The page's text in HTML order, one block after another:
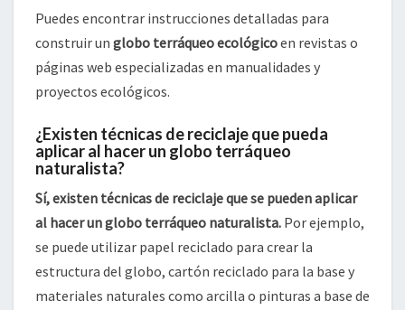
Puedes encontrar instrucciones detalladas para
construir un globo terráqueo ecológicoen revistas o
páginas web especializadas en manualidades y
proyectos ecológicos.
¿Existen técnicas de reciclaje que pueda
aplicar al hacer un globo terráqueo
naturalista?
Sí, existen técnicas de reciclaje que se pueden aplicar
al hacer un globo terráqueo naturalista. Por ejemplo,
se puede utilizar papel reciclado para crear la
estructura del globo, cartón reciclado para la base y
materiales naturales como arcilla o pinturas a base de